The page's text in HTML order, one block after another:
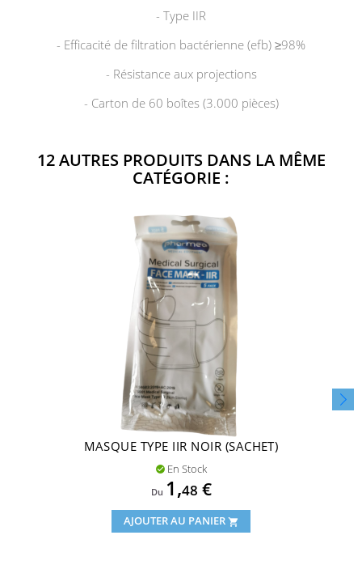
- Type IIR
- Efficacité de filtration bactérienne (efb) ≥98%
- Résistance aux projections
- Carton de 60 boîtes (3.000 pièces)
12 AUTRES PRODUITS DANS LA MÊME
CATÉGORIE :
MASQUE TYPE IIR NOIR (SACHET)
 En Stock
Du Prix
1,48 €
AJOUTER AU PANIER shopping_cart